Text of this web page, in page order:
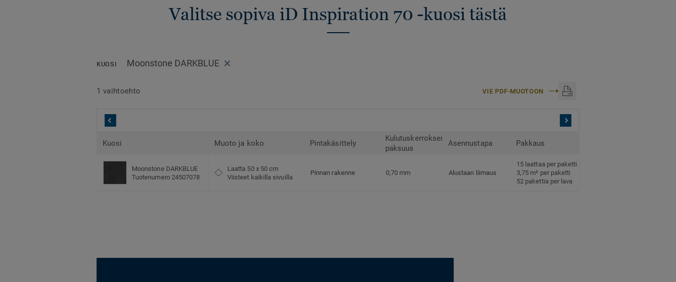
Valitse sopiva iD Inspiration 70 -kuosi tästä
KUOSI Moonstone DARKBLUE
1 vaihtoehto VIE PDF-MUOTOON
Kuosi Muoto ja koko Pintakäsittely
Kulutuskerroksen
paksuus
Asennustapa Pakkaus
Moonstone DARKBLUE
Tuotenumero 24507078
Laatta 50 x 50 cm
Viisteet kaikilla sivuilla
Pinnan rakenne 0,70 mm Alustaan liimaus
15 laattaa per paketti
3,75 m² per paketti
52 pakettia per lava